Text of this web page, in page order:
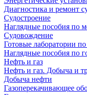
Диагностика и ремонт
Судостроение
Наглядные пособия по
Судовождение
Готовые лаборатории
Наглядные пособия по
Нефть и газ
Нефть и газ. Добыча и
Добыча нефти
Газоперекачивающее